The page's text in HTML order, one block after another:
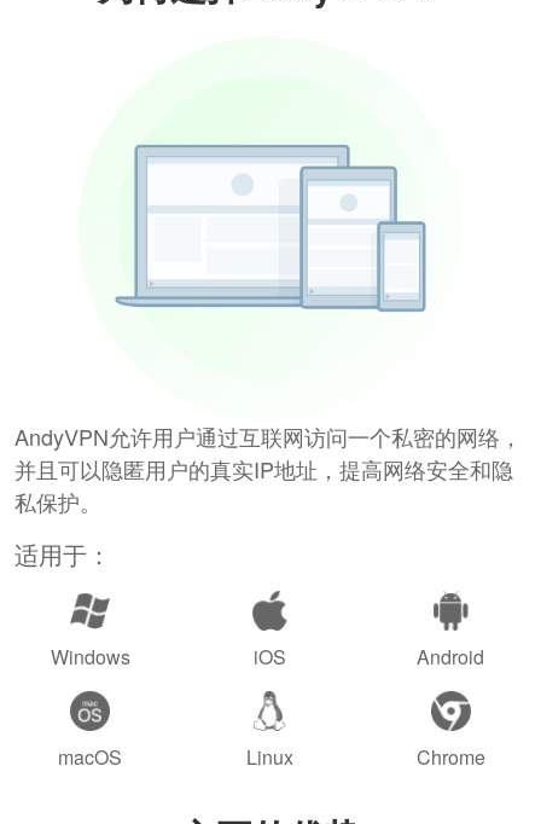
AndyVPN允许用户通过互联网访问一个私密的网络，
并且可以隐匿用户的真实IP地址，提高网络安全和隐
私保护。
适用于：
Windows iOS Android
macOS Linux Chrome